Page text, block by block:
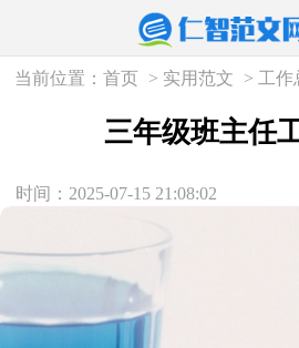
当前位置：首页 > 实用范文 > 工作
三年级班主任
时间：2025-07-15 21:08:02